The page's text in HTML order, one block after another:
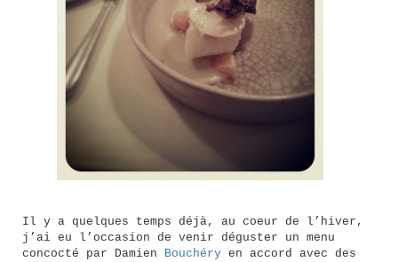
Il y a quelques temps déjà, au coeur de l’hiver,
j’ai eu l’occasion de venir déguster un menu
concocté par Damien Bouchéry en accord avec des